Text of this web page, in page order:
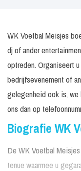
WK Voetbal Meisjes
dj of ander
optreden. Organiseert
bedrijfsevenement of
gelegenheid ook is, we
ons dan op
Biografie WK
De WK Voetbal
tenue waarmee u